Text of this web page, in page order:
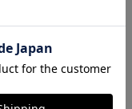
FC今治 ホエルオー タ
オルマフラー
2,500円